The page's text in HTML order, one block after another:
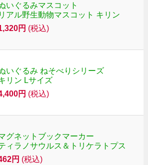
いぐるみマスコット
リアル野生動物マスコット キリン
円 (税込)
いぐるみ ねそべりシリーズ
リン Lサイズ
円 (税込)
グネットブックマーカー
ィラノサウルス＆トリケラトプス
円 (税込)